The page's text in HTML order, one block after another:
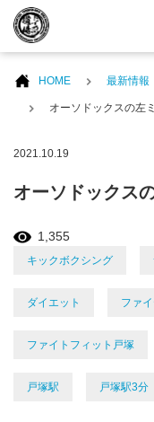
HOME 最新情報
オーソドックスの左
2021.10.19
オーソドックス
1,355
キックボクシング
ダイエット ファ
ファイトフィット戸塚
戸塚駅 戸塚駅3分